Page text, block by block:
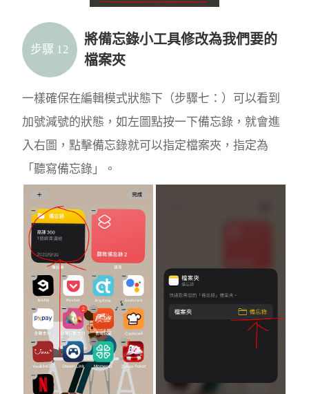
步驟 12
將備忘錄小工具修改為我們要的
檔案夾
一樣確保在編輯模式狀態下（步驟七：）可以看到
加號減號的狀態，如左圖點按一下備忘錄，就會進
入右圖，點擊備忘錄就可以指定檔案夾，指定為
「聽寫備忘錄」。